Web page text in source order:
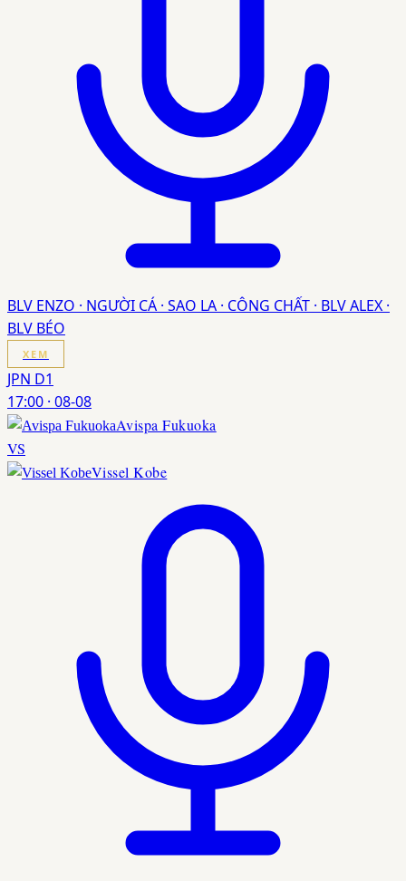
BLV ENZO · NGƯỜI CÁ · SAO LA · CÔNG CHẤT · BLV ALEX ·
BLV BÉO
XEM
JPN D1
17:00 · 08-08
Avispa Fukuoka
VS
Vissel Kobe